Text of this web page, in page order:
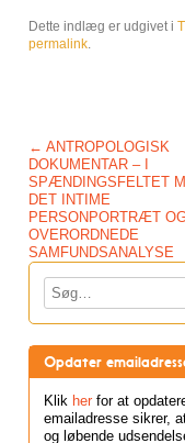
Dette indlæg er udgivet i
permalink
Post navigation
← ANTROPOLOGISK
DOKUMENTAR – I
SPÆNDINGSFELTET
DET INTIME
PERSONPORTRÆT
OVERORDNEDE
SAMFUNDSANALYSE
Søg
Opdater
Klik her for at
emailadresse sikrer,
og løbende